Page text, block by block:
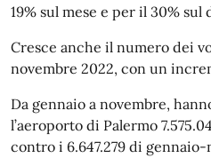
19% sul mese e per il 30% sul
Cresce anche il numero dei
novembre 2022, con un
Da gennaio a novembre,
l’aeroporto di Palermo
contro i 6.647.279 di